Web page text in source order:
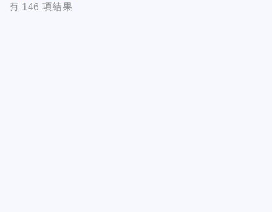
有 146 項結果